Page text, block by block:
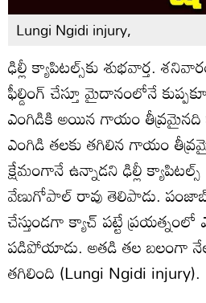
Lungi Ngidi injury,
ఢిల్లీ క్యాపిటల్స్‌కు శుభవార్త.
ఫీల్డింగ్ చేస్తూ మైదానంలోనే
ఎంగిడికి అయిన గాయం తీవ్రమైనది
ఎంగిడి తలకు తగిలిన గాయం
క్షేమంగానే ఉన్నాడని ఢిల్లీ క్యాపిటల్స్
వేణుగోపాల్ రావు తెలిపాడు.
చేస్తుండగా క్యాచ్ పట్టే ప్రయత్నంలో
పడిపోయాడు. అతడి తల బలంగా
తగిలింది (Lungi Ngidi injury).